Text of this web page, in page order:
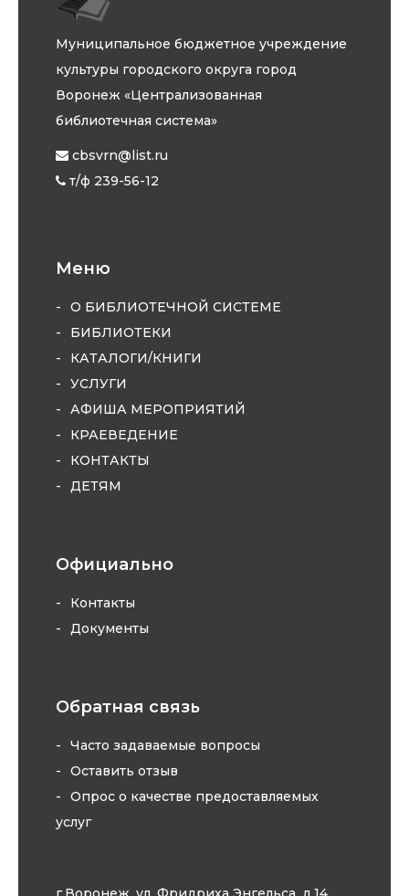
Муниципальное бюджетное учреждение
культуры городского округа город
Воронеж «Централизованная
библиотечная система»
cbsvrn@list.ru
т/ф 239-56-12
Меню
О БИБЛИОТЕЧНОЙ СИСТЕМЕ
БИБЛИОТЕКИ
КАТАЛОГИ/КНИГИ
УСЛУГИ
АФИША МЕРОПРИЯТИЙ
КРАЕВЕДЕНИЕ
КОНТАКТЫ
ДЕТЯМ
Официально
Контакты
Документы
Обратная связь
Часто задаваемые вопросы
Оставить отзыв
Опрос о качестве предоставляемых
услуг